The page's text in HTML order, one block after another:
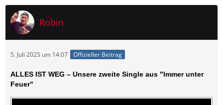
Robin
5. Juli 2025 um 14:07 Offizieller Beitrag
ALLES IST WEG – Unsere zweite Single aus "Immer unter
Feuer"